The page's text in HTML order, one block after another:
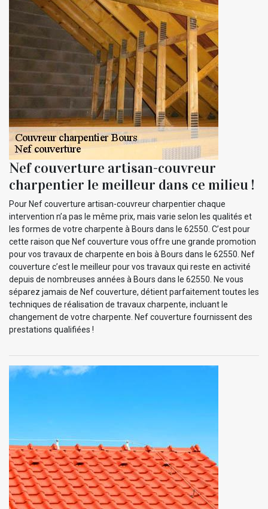
Nef couverture artisan-couvreur
charpentier le meilleur dans ce milieu !
Pour Nef couverture artisan-couvreur charpentier chaque
intervention n’a pas le même prix, mais varie selon les qualités et
les formes de votre charpente à Bours dans le 62550. C’est pour
cette raison que Nef couverture vous offre une grande promotion
pour vos travaux de charpente en bois à Bours dans le 62550. Nef
couverture c’est le meilleur pour vos travaux qui reste en activité
depuis de nombreuses années à Bours dans le 62550. Ne vous
séparez jamais de Nef couverture, détient parfaitement toutes les
techniques de réalisation de travaux charpente, incluant le
changement de votre charpente. Nef couverture fournissent des
prestations qualifiées !